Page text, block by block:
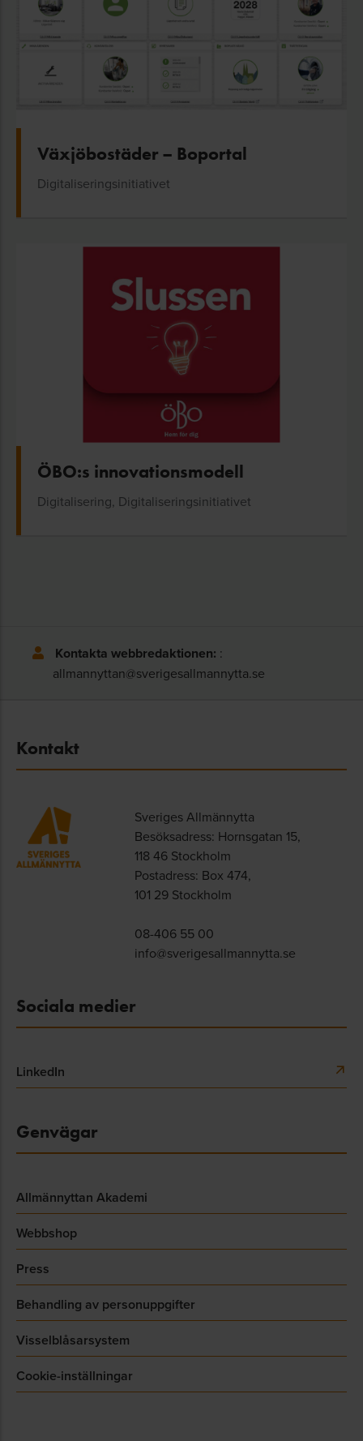
Växjöbostäder – Boportal
Digitaliseringsinitiativet
ÖBO:s innovationsmodell
Digitalisering, Digitaliseringsinitiativet
Kontakta webbredaktionen: :
allmannyttan@sverigesallmannytta.se
Kontakt
Sveriges Allmännytta
Besöksadress: Hornsgatan 15,
118 46 Stockholm
Postadress: Box 474,
101 29 Stockholm
08-406 55 00
info@sverigesallmannytta.se
Sociala medier
LinkedIn
Genvägar
Allmännyttan Akademi
Webbshop
Press
Behandling av personuppgifter
Visselblåsarsystem
Cookie-inställningar